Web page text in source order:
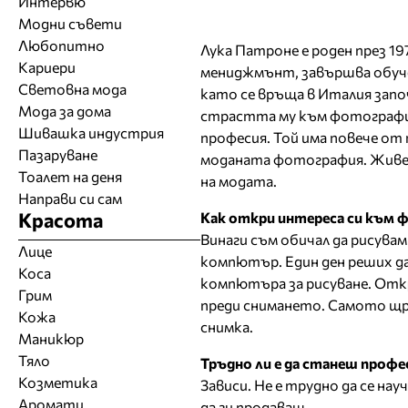
Лука Патроне е роден през
мениджмънт, завършва
като се връща в Италия
страстта му към
професия. Той има повече
моданата фотография.
на модата.
Как откри интереса си към
Винаги съм обичал да
компютър. Един ден реших
компютъра за рисуване.
преди снимането. Самото
снимка.
Тръдно ли е да станеш
Зависи. Не е трудно да се
Модни съвети
Любопитно
Кариери
Световна мода
Мода за дома
Шивашка индустрия
Пазаруване
Тоалет на деня
Направи си сам
Красота
Лице
Коса
Грим
Кожа
Маникюр
Тяло
Козметика
Аромати